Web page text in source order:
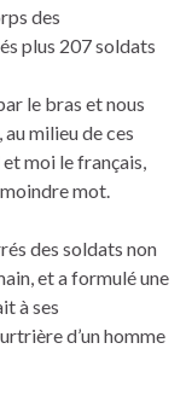
des
plus 207 soldats
le bras et nous
milieu de ces
moi le français,
mot.
des soldats non
et a formulé une
à ses
d’un homme